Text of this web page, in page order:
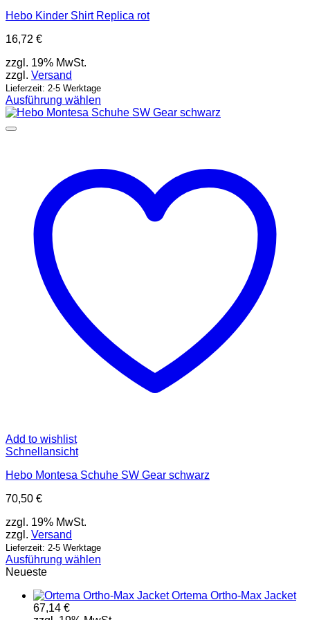
Hebo Kinder Shirt Replica rot
16,72 €
zzgl. 19% MwSt.
zzgl. Versand
Lieferzeit: 2-5 Werktage
Ausführung wählen
Dieses
Produkt
Optionen
können
Produktseite
gewählt
werden
Add to wishlist
Schnellansicht
Hebo Montesa Schuhe SW Gear schwarz
70,50 €
zzgl. 19% MwSt.
zzgl. Versand
Lieferzeit: 2-5 Werktage
Ausführung wählen
Dieses
weist
mehrere
Neueste
Ortema Ortho-Max Jacket
67,14 €